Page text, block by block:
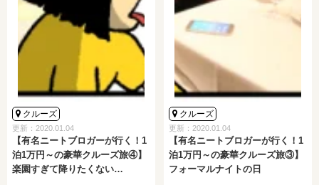
クルーズ
更新：2020.01.04
【有名ニートブロガーが行く！1
泊1万円～の豪華クルーズ旅④】
楽園すぎて降りたくない…
クルーズ
更新：2020.01.04
【有名ニートブロガーが行く！1
泊1万円～の豪華クルーズ旅③】
フォーマルナイトの日